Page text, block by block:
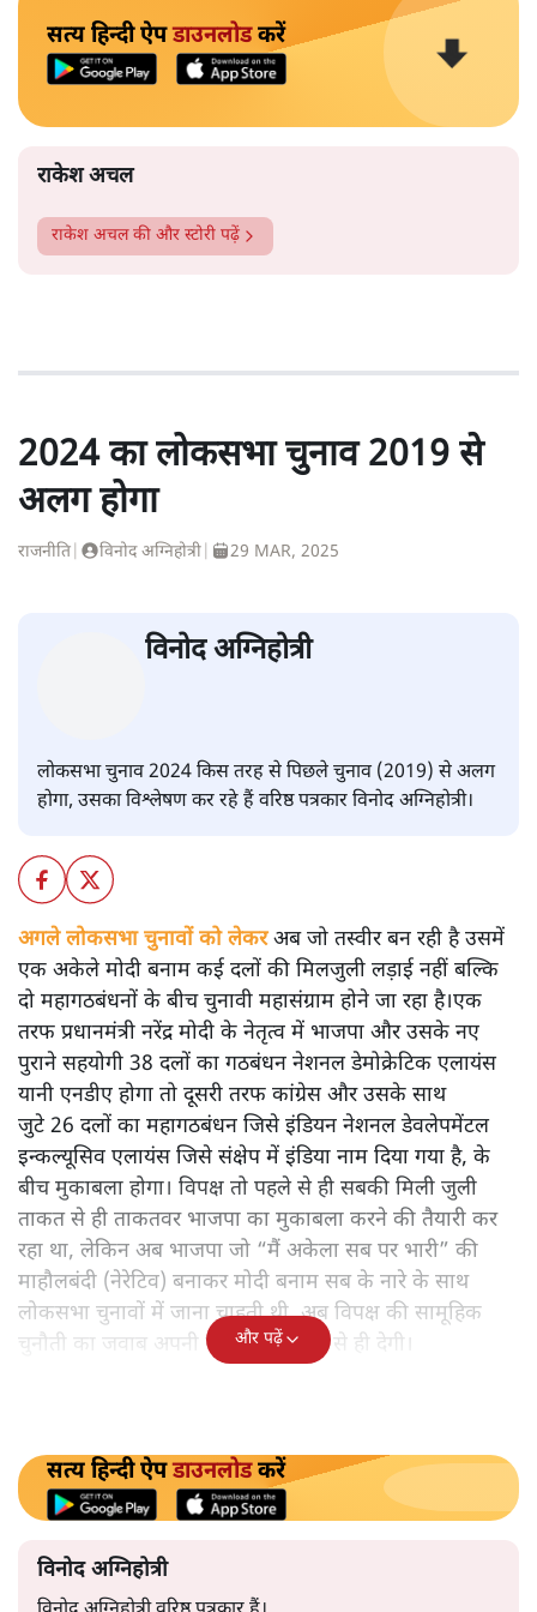
सत्य हिन्दी ऐपडाउनलोडकरें
राकेश अचल
राकेश अचलकी और स्टोरी पढ़ें
2024 का लोकसभा चुनाव 2019 से
अलग होगा
राजनीति विनोद अग्निहोत्री 29 MAR, 2025
विनोद अग्निहोत्री
लोकसभा चुनाव 2024 किस तरह से पिछले चुनाव (2019) से अलग
होगा, उसका विश्लेषण कर रहे हैं वरिष्ठ पत्रकार विनोद अग्निहोत्री।
अगले लोकसभा चुनावों को लेकरअब जो तस्वीर बन रही है उसमें
एक अकेले मोदी बनाम कई दलों की मिलजुली लड़ाई नहीं बल्कि
दो महागठबंधनों के बीच चुनावी महासंग्राम होने जा रहा है।एक
तरफ प्रधानमंत्री नरेंद्र मोदी के नेतृत्व में भाजपा और उसके नए
पुराने सहयोगी 38 दलों का गठबंधन नेशनल डेमोक्रेटिक एलायंस
बीच मुकाबला होगा। विपक्ष तो पहले से ही सबकी मिली जुली
ताकत से ही ताकतवर भाजपा का मुकाबला करने की तैयारी कर
माहौलबंदी (नेरेटिव) बनाकर मोदी बनाम सब के नारे के साथ
लोकसभा चुनावों में जाना चाहती थी, अब विपक्ष की सामूहिक